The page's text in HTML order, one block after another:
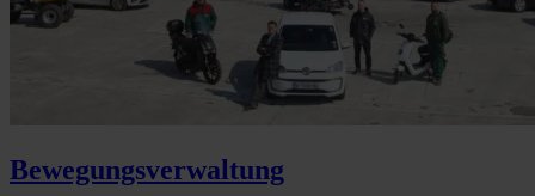
Bewegungsverwaltung